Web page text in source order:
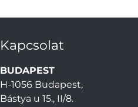
Kapcsolat
BUDAPEST
H-1056 Budapest,
Bástya u 15., II/8.